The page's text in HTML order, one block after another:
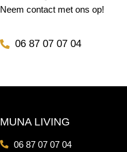
Neem contact met ons op!
06 87 07 07 04
MUNA LIVING
06 87 07 07 04